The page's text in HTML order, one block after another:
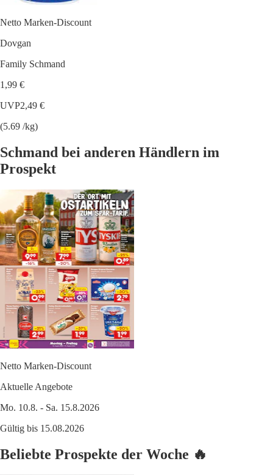
Netto Marken-Discount
Dovgan
Family Schmand
1,99 €
UVP2,49 €
(5.69 /kg)
Schmand bei anderen Händlern im
Prospekt
Netto Marken-Discount
Aktuelle Angebote
Mo. 10.8. - Sa. 15.8.2026
Gültig bis 15.08.2026
Beliebte Prospekte der Woche 🔥